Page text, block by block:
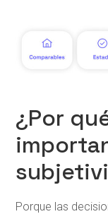
¿Por
Porque las